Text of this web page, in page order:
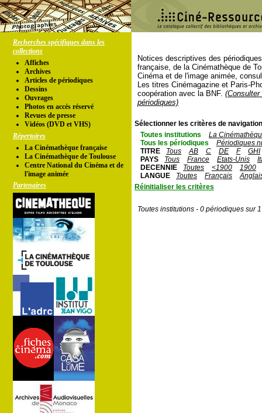
Recherches spécifiques dans les
collections
Affiches
Archives
Articles de périodiques
Dessins
Ouvrages
Photos en accés réservé
Revues de presse
Vidéos (DVD et VHS)
Répertoires
La Cinémathèque française
La Cinémathèque de Toulouse
Centre National du Cinéma et de
l'image animée
Partenaires
Notices descriptives des
française, de la Cinémathèque de
Cinéma et de l'image animée,
Les titres Cinémagazine et Paris-
coopération avec la BNF.
périodiques)
Sélectionner les critères de
Toutes institutions
La
Tous les périodiques
Périodiques
TITRE
Tous AB C DE F
GHI
PAYS
Tous France Etats-Unis
DECENNIE
Toutes <1900
1900
LANGUE
Toutes Français
Réinitialiser les critères
Toutes institutions - 0 périodiques sur